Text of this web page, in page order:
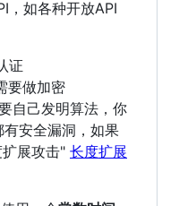
，如各种开放API
证
要做加密
自己发明算法，你
安全漏洞，如果
展攻击" 长度扩展